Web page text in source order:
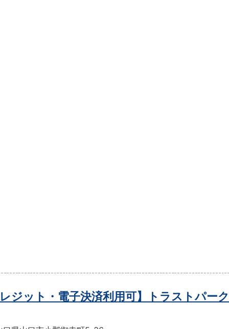
レジット・電子決済利用可】トラストパー